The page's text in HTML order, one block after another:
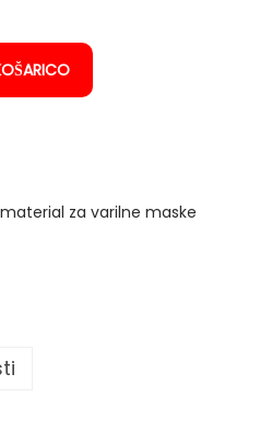
o
n
za varilne maske